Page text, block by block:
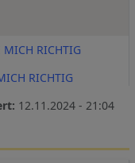
MICH RICHTIG
RICHTIG
12.11.2024 - 21:04